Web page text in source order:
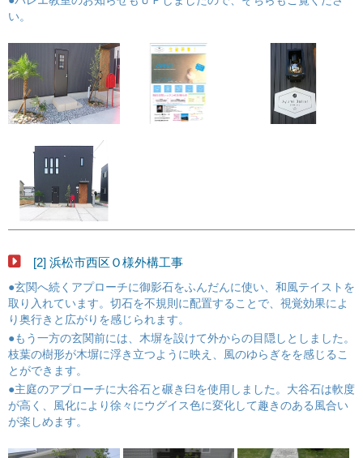
い。
[2] 浜松市西区Ｏ様外構工事
●玄関へ続くアプローチに御影石をふんだんに使い、和風テイストを
取り入れています。切石を不規則に配置することで、視覚効果によ
り奥行きと広がりを感じられます。
●もう一方の玄関前には、木塀を設けて外からの目隠しとしました。
枝葉の樹形が木塀に浮き立つように映え、風のゆらぎをを感じるこ
とができます。
●主庭のアプローチに大谷石と碾き臼を使用しました。大谷石は軟度
が高く、風化により徐々にウグイス色に変化して趣きのある風合い
が楽しめます。